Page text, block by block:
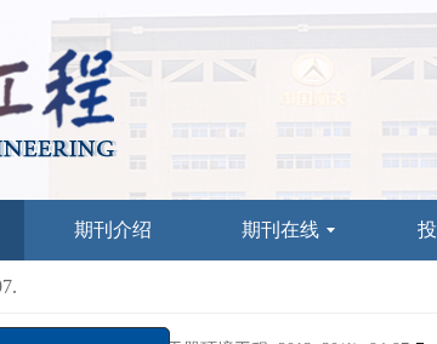
期刊介绍 期刊在线